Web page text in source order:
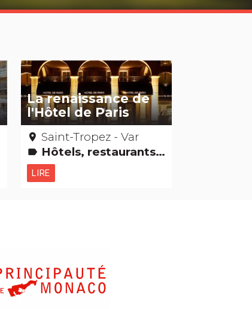
La renaissance de
l'Hôtel de Paris
place Saint-Tropez - Var
label Hôtels, restaurants, bars
LIRE